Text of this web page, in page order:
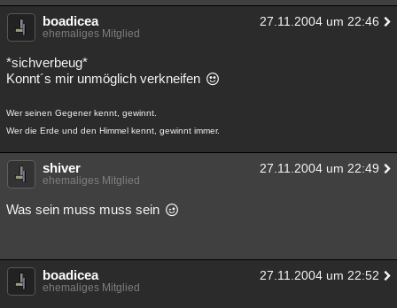
boadicea 27.11.2004 um 22:46
ehemaliges Mitglied
*sichverbeug*
Konnt´s mir unmöglich verkneifen
Wer seinen Gegener kennt, gewinnt.
Wer die Erde und den Himmel kennt, gewinnt immer.
shiver 27.11.2004 um 22:49
ehemaliges Mitglied
Was sein muss muss sein
boadicea 27.11.2004 um 22:52
ehemaliges Mitglied